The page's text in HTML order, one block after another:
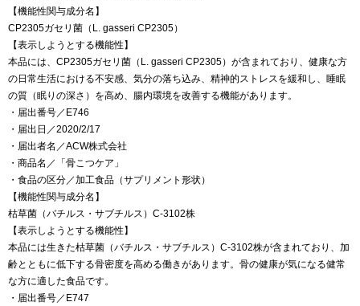
【機能性関与成分名】
CP2305ガセリ菌（L. gasseri CP2305）
【表示しようとする機能性】
本品には、CP2305ガセリ菌（L. gasseri CP2305）が含まれており、健康な方
の日常生活における不安感、気分の落ち込み、精神的ストレスを緩和し、睡眠
の質（眠りの深さ）を高め、腸内環境を改善する機能があります。
・届出番号／E746
・届出日／2020/2/17
・届出者名／ACW株式会社
・商品名／「骨こつケア」
・食品の区分／加工食品（サプリメント形状）
【機能性関与成分名】
枯草菌（バチルス・サブチルス）C-3102株
【表示しようとする機能性】
本品には生きた枯草菌（バチルス・サブチルス）C-3102株が含まれており、加
齢とともに低下する骨密度を高める働きがあります。骨の健康が気になる健常
な方に適した食品です。
・届出番号／E747